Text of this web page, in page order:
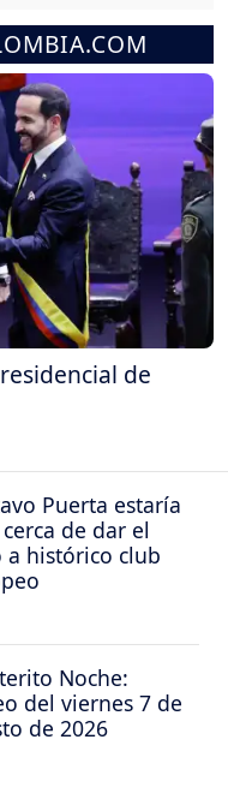
de
Puerta estaría
de dar el
a histórico club
Noche:
del viernes 7 de
de 2026